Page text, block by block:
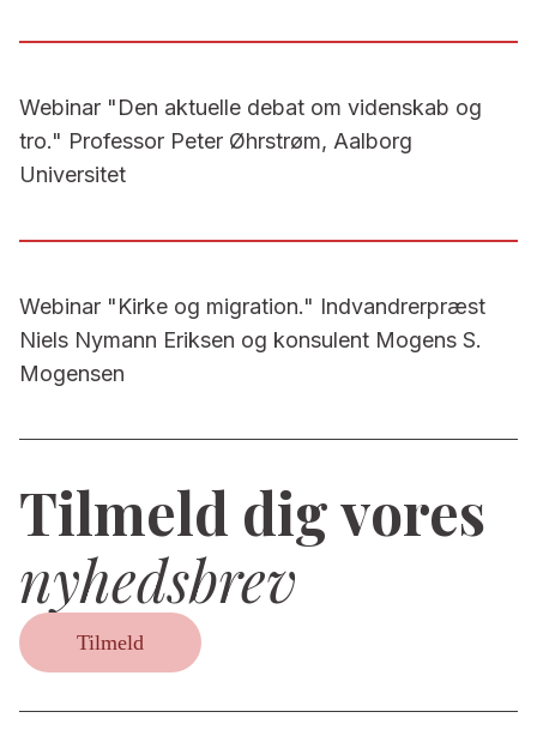
Webinar "Den aktuelle debat om videnskab og
tro." Professor Peter Øhrstrøm, Aalborg
Universitet
Webinar "Kirke og migration." Indvandrerpræst
Niels Nymann Eriksen og konsulent Mogens S.
Mogensen
Tilmeld dig vores
nyhedsbrev
Tilmeld